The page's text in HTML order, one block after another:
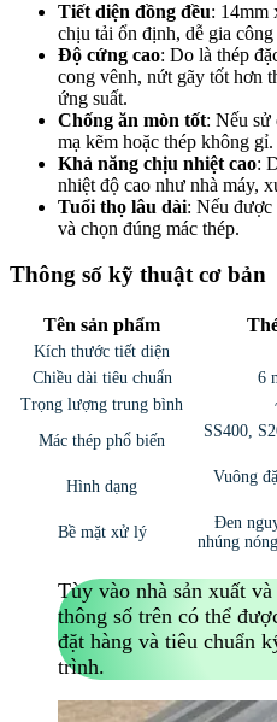
Tiết diện đồng đều: 14mm
chịu tải ổn định, dễ gia công
Độ cứng cao: Do là thép
cong vênh, nứt gãy tốt hơn
ứng suất.
Chống ăn mòn tốt: Nếu sử
mạ kẽm hoặc thép không gỉ.
Khả năng chịu nhiệt cao:
nhiệt độ cao như nhà máy,
Tuổi thọ lâu dài: Nếu được
và chọn đúng mác thép.
Thông số kỹ thuật cơ bản
Tên sản phẩm
Kích thước tiết diện
Chiều dài tiêu chuẩn
6
Trọng lượng trung bình
Mác thép phổ biến
SS400,
Hình dạng
Vuông
Bề mặt xử lý
Đen
nhúng
Tùy vào nhà sản xuất
thông số trên có thể
đặt hàng và tiêu chuẩn
trình.